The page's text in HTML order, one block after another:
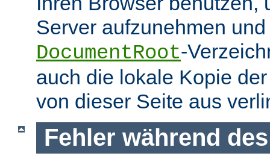
Server aufzunehmen
DocumentRoot-
auch die lokale Kopie
von dieser Seite aus
Fehler während